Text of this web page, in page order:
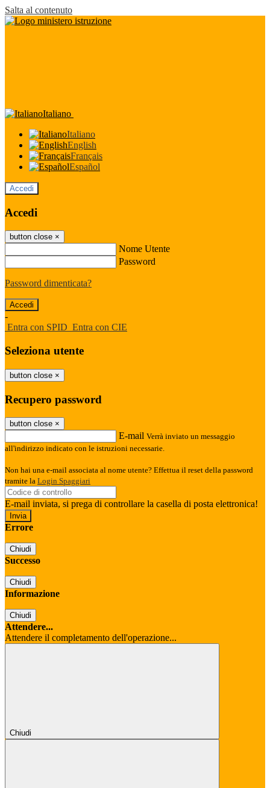
Salta al contenuto
Italiano
Italiano
English
Français
Español
Accedi
Accedi
button close ×
Nome Utente
Password
Password dimenticata?
-
Entra con SPID Entra con CIE
Seleziona utente
button close ×
Recupero password
button close ×
E-mail Verrà inviato un messaggio
all'indirizzo indicato con le istruzioni necessarie.
Non hai una e-mail associata al nome utente? Effettua il reset della password
tramite la Login Spaggiari
E-mail inviata, si prega di controllare la casella di posta elettronica!
Errore
Chiudi
Successo
Chiudi
Informazione
Chiudi
Attendere...
Attendere il completamento dell'operazione...
Chiudi